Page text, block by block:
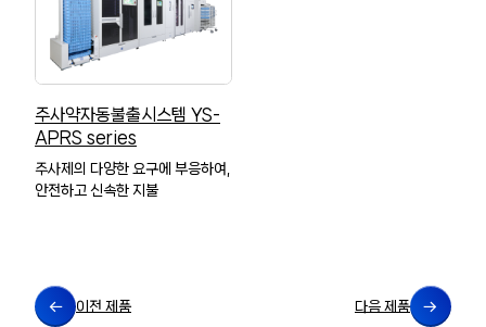
주사약자동불출시스템 YS-
APRS series
주사제의 다양한 요구에 부응하여,
안전하고 신속한 지불
이전 제품 다음 제품